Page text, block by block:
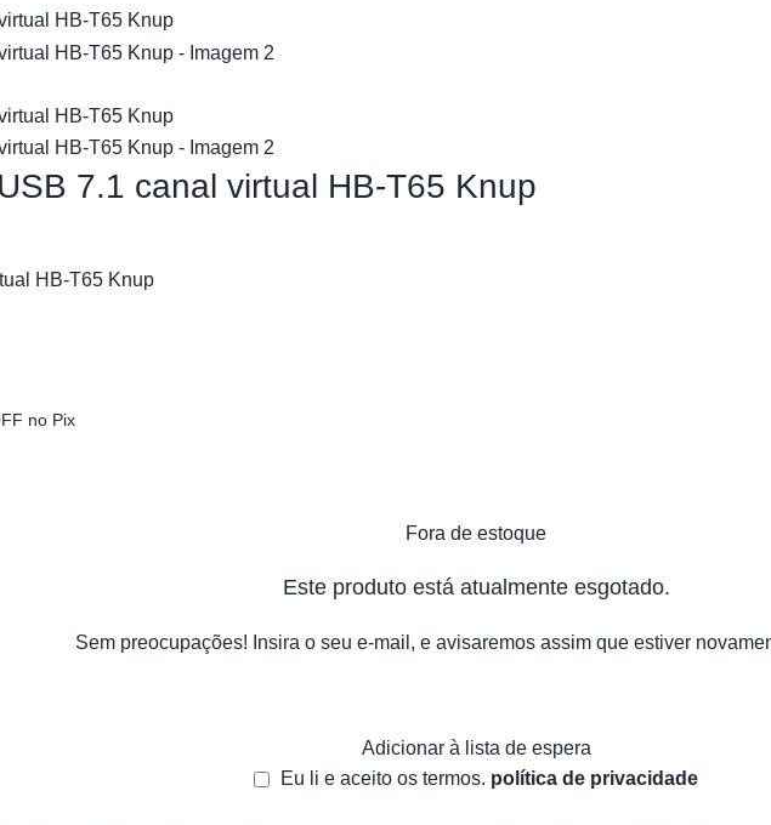
7.1 canal virtual HB-T65 Knup
HB-T65 Knup
no Pix
Fora de estoque
Este produto está atualmente esgotado.
Sem preocupações! Insira o seu e-mail, e avisaremos assim que estiver
Adicionar à lista de espera
Eu li e aceito os termos. política de privacidade